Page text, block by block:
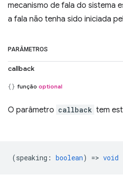
mecanismo de fala do sistema
a fala não tenha sido iniciada
PARÂMETROS
callback
função optional
O parâmetro callback tem
(speaking : boolean) => void